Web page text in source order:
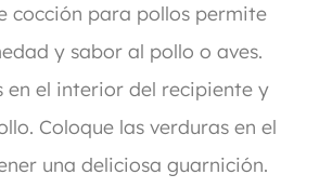
cocción para pollos permite
y sabor al pollo o aves.
en el interior del recipiente y
Coloque las verduras en el
una deliciosa guarnición.